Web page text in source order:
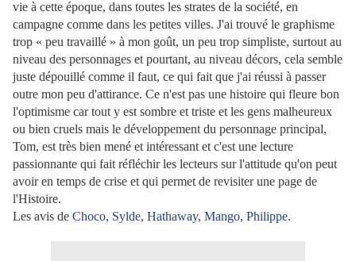
vie à cette époque, dans toutes les strates de la société, en
campagne comme dans les petites villes. J'ai trouvé le graphisme
trop « peu travaillé » à mon goût, un peu trop simpliste, surtout au
niveau des personnages et pourtant, au niveau décors, cela semble
juste dépouillé comme il faut, ce qui fait que j'ai réussi à passer
outre mon peu d'attirance. Ce n'est pas une histoire qui fleure bon
l'optimisme car tout y est sombre et triste et les gens malheureux
ou bien cruels mais le développement du personnage principal,
Tom, est très bien mené et intéressant et c'est une lecture
passionnante qui fait réfléchir les lecteurs sur l'attitude qu'on peut
avoir en temps de crise et qui permet de revisiter une page de
l'Histoire.
Les avis de Choco, Sylde, Hathaway, Mango, Philippe.